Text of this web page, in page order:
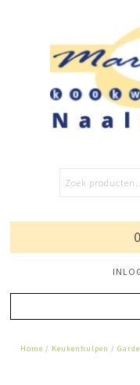
Home / Keukenhulpen /